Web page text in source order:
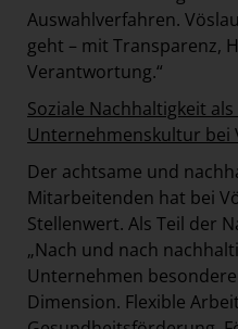
Auswahlverfahren.
geht – mit Transparenz,
Verantwortung.“
Soziale Nachhaltigkeit
Unternehmenskultur bei
Der achtsame und
Mitarbeitenden hat bei
Stellenwert. Als Teil der
„Nach und nach
Unternehmen
Dimension. Flexible